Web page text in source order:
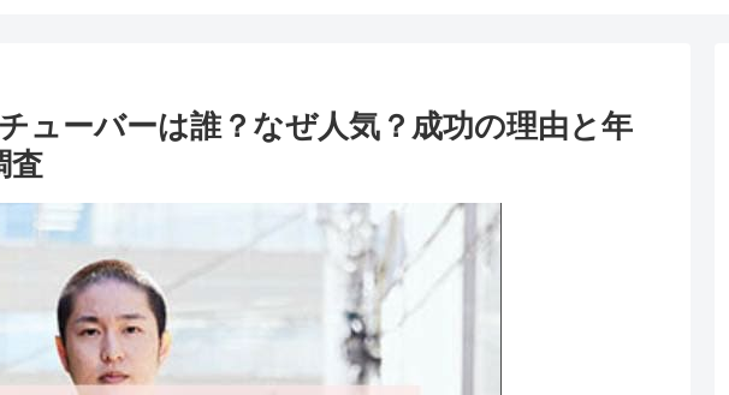
ューバーは誰？なぜ人気？成功の理由と年
査